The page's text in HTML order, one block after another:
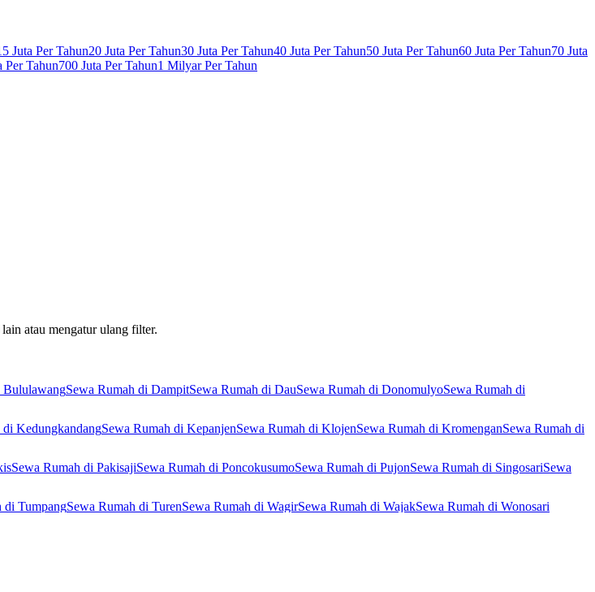
Juta Per Tahun20 Juta Per Tahun30 Juta Per Tahun40 Juta Per Tahun50 Juta Per Tahun60 Juta Per Tahun70 Juta
Per Tahun700 Juta Per Tahun1 Milyar Per Tahun
atau mengatur ulang filter.
BululawangSewa Rumah di DampitSewa Rumah di DauSewa Rumah di DonomulyoSewa Rumah di
di KedungkandangSewa Rumah di KepanjenSewa Rumah di KlojenSewa Rumah di KromenganSewa Rumah di
Sewa Rumah di PakisajiSewa Rumah di PoncokusumoSewa Rumah di PujonSewa Rumah di SingosariSewa
di TumpangSewa Rumah di TurenSewa Rumah di WagirSewa Rumah di WajakSewa Rumah di Wonosari